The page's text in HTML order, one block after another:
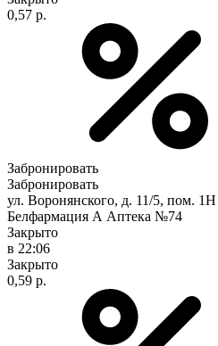
0,57 р.
Забронировать
Забронировать
ул. Воронянского, д. 11/5, пом. 1Н
Белфармация А Аптека №74
Закрыто
в 22:06
Закрыто
0,59 р.